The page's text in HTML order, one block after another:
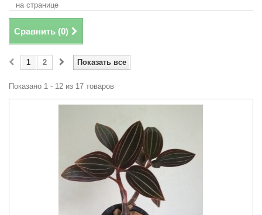
на странице
Сравнить (0)
Показать все
1 2
Показано 1 - 12 из 17 товаров